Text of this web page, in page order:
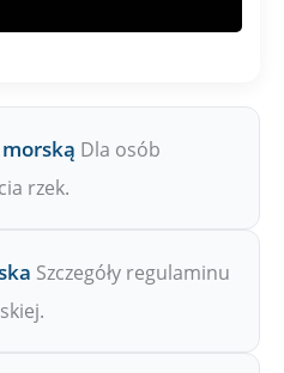
Dla osób
rzek.
Szczegóły regulaminu